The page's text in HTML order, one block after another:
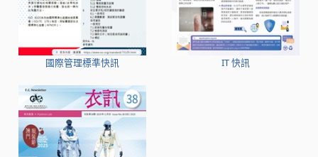
國際管理標準快訊 IT 快訊